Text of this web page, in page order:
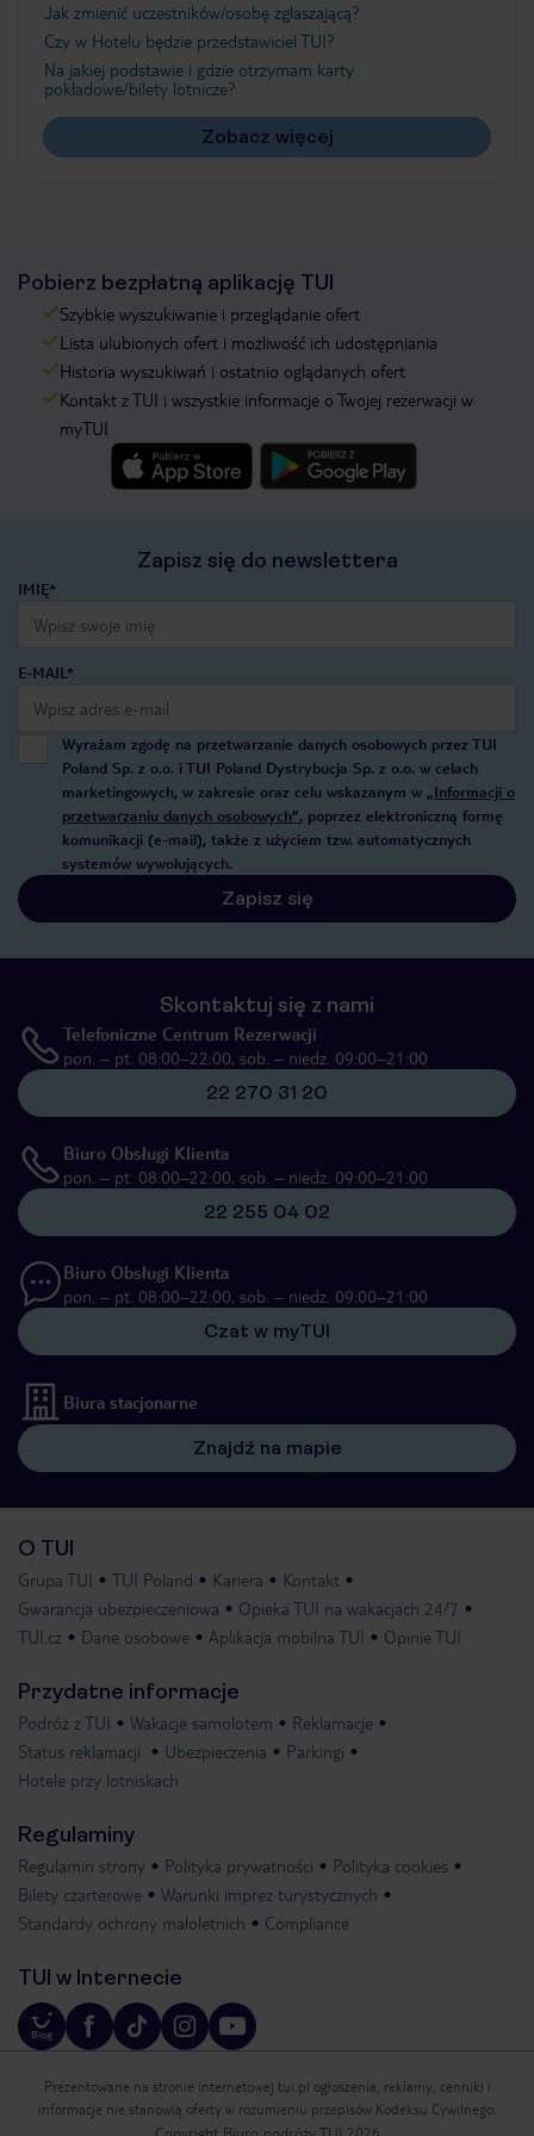
Jak zmienić uczestników/osobę zgłaszającą?
Czy w Hotelu będzie przedstawiciel TUI?
Na jakiej podstawie i gdzie otrzymam karty
pokładowe/bilety lotnicze?
Zobacz więcej
Pobierz bezpłatną aplikację TUI
Szybkie wyszukiwanie i przeglądanie ofert
Lista ulubionych ofert i możliwość ich udostępniania
Historia wyszukiwań i ostatnio oglądanych ofert
Kontakt z TUI i wszystkie informacje o Twojej rezerwacji w
myTUI
Zapisz się do newslettera
IMIĘ*
E-MAIL*
Wyrażam zgodę na przetwarzanie danych osobowych przez TUI
Poland Sp. z o.o. i TUI Poland Dystrybucja Sp. z o.o. w celach
marketingowych, w zakresie oraz celu wskazanym w „Informacji o
przetwarzaniu danych osobowych”, poprzez elektroniczną formę
komunikacji (e-mail), także z użyciem tzw. automatycznych
systemów wywołujących.
Zapisz się
Skontaktuj się z nami
Telefoniczne Centrum Rezerwacji
pon. – pt. 08:00–22:00, sob. – niedz. 09:00–21:00
22 270 31 20
Biuro Obsługi Klienta
pon. – pt. 08:00–22:00, sob. – niedz. 09:00–21:00
22 255 04 02
Biuro Obsługi Klienta
pon. – pt. 08:00–22:00, sob. – niedz. 09:00–21:00
Czat w myTUI
Biura stacjonarne
Znajdź na mapie
O TUI
Grupa TUI TUI Poland Kariera
Kontakt
Gwarancja ubezpieczeniowa
Opieka TUI na wakacjach 24/7
TUI.cz
Dane osobowe Aplikacja mobilna TUI Opinie TUI
Przydatne informacje
Podróż z TUI Wakacje samolotem
Reklamacje
Status reklamacji
Ubezpieczenia
Parkingi
Hotele przy lotniskach
Regulaminy
Regulamin strony Polityka prywatności
Polityka cookies
Bilety czarterowe
Warunki imprez turystycznych
Standardy ochrony małoletnich
Compliance
TUI w Internecie
Prezentowane na stronie internetowej tui.pl ogłoszenia, reklamy, cenniki i
informacje nie stanowią oferty w rozumieniu przepisów Kodeksu Cywilnego.